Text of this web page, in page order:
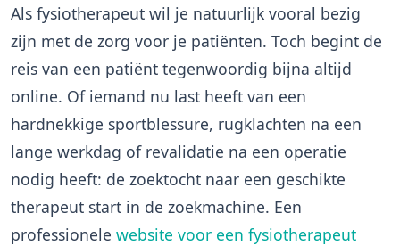
Als fysiotherapeut wil je natuurlijk vooral bezig
zijn met de zorg voor je patiënten. Toch begint de
reis van een patiënt tegenwoordig bijna altijd
online. Of iemand nu last heeft van een
hardnekkige sportblessure, rugklachten na een
lange werkdag of revalidatie na een operatie
nodig heeft: de zoektocht naar een geschikte
therapeut start in de zoekmachine. Een
professionele website voor een fysiotherapeut